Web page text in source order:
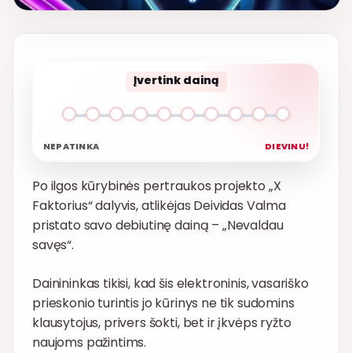
Įvertink dainą
NEPATINKA DIEVINU!
Po ilgos kūrybinės pertraukos projekto „X
Faktorius“ dalyvis, atlikėjas Deividas Valma
pristato savo debiutinę dainą – „Nevaldau
savęs“.
Dainininkas tikisi, kad šis elektroninis, vasariško
prieskonio turintis jo kūrinys ne tik sudomins
klausytojus, privers šokti, bet ir įkvėps ryžto
naujoms pažintims.